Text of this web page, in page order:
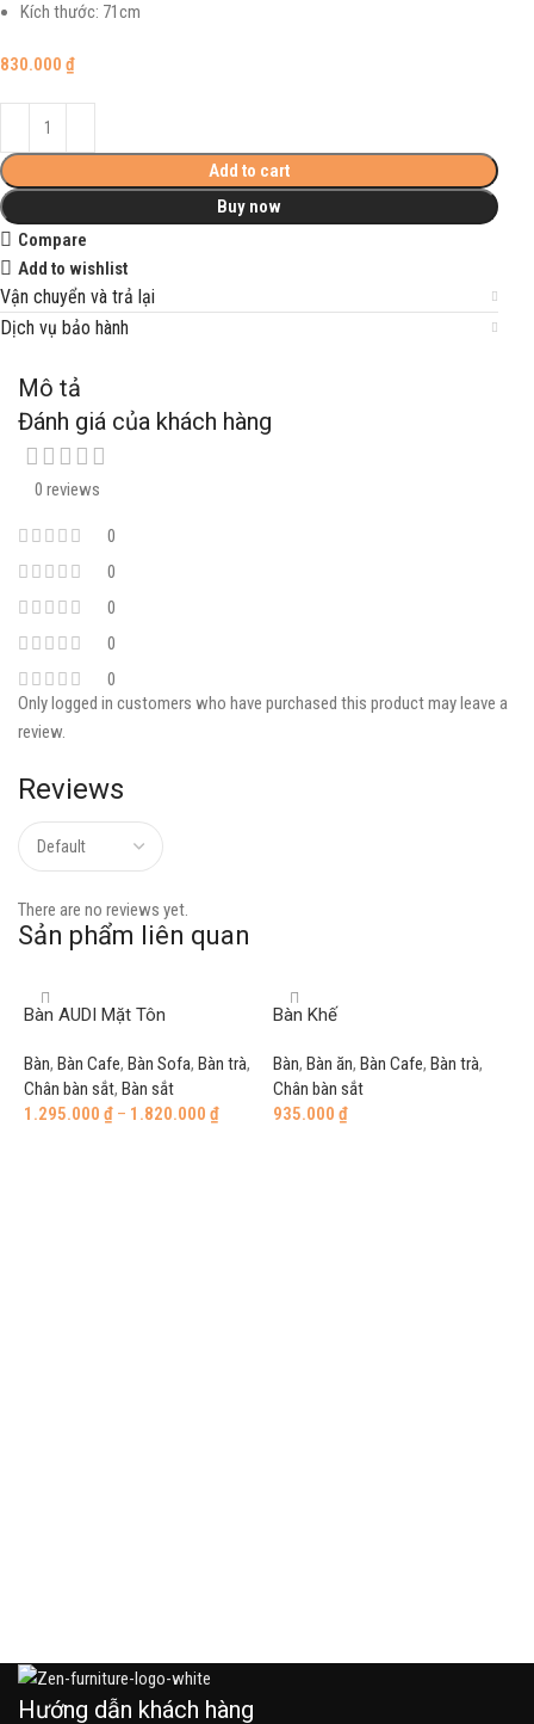
Kích thước: 71cm
830.000₫
Add to cart
Buy now
Compare
Add to wishlist
Vận chuyển và trả lại
Dịch vụ bảo hành
Mô tả
Đánh giá của khách hàng
0 reviews
0
0
0
0
0
Reviews
There are no reviews yet.
Only logged in customers who have purchased this product may leave a
review.
Sản phẩm liên quan
Bàn AUDI Mặt Tôn
Bàn, Bàn Cafe, Bàn Sofa, Bàn trà,
Chân bàn sắt, Bàn sắt
1.295.000 ₫ – 1.820.000 ₫
Bàn Khế
Bàn, Bàn ăn, Bàn Cafe, Bàn trà,
Chân bàn sắt
935.000 ₫
Hướng dẫn khách hàng